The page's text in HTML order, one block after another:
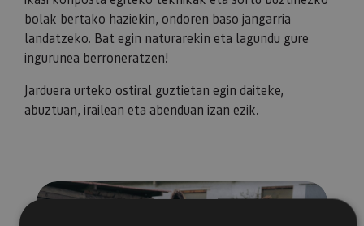
bolak bertako haziekin, ondoren baso jangarria
landatzeko. Bat egin naturarekin eta lagundu gure
ingurunea berroneratzen!
Jarduera urteko ostiral guztietan egin daiteke,
abuztuan, irailean eta abenduan izan ezik.